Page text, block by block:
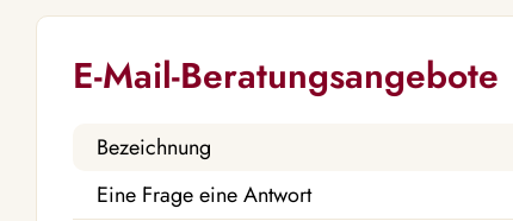
E-Mail-Beratungsangebote
Bezeichnung
Eine Frage eine Antwort